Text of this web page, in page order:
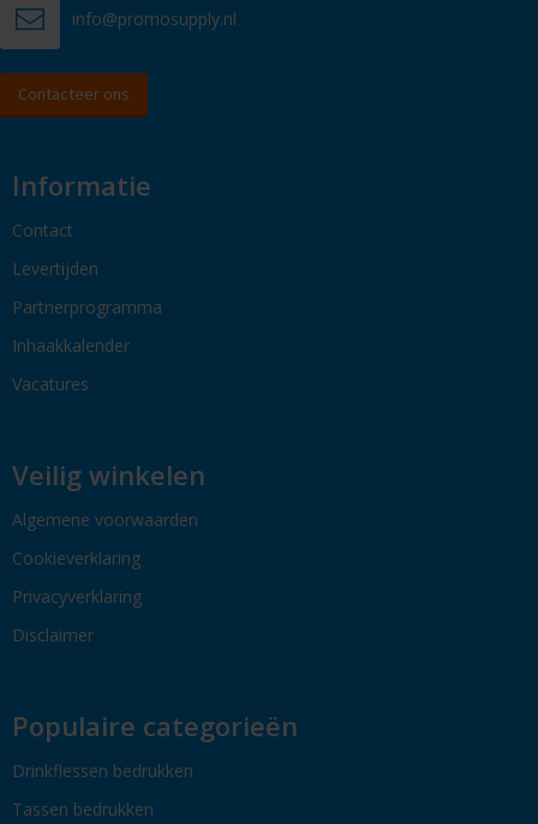
info@promosupply.nl
Contacteer ons
Informatie
Contact
Levertijden
Partnerprogramma
Inhaakkalender
Vacatures
Veilig winkelen
Algemene voorwaarden
Cookieverklaring
Privacyverklaring
Disclaimer
Populaire categorieën
Drinkflessen bedrukken
Tassen bedrukken